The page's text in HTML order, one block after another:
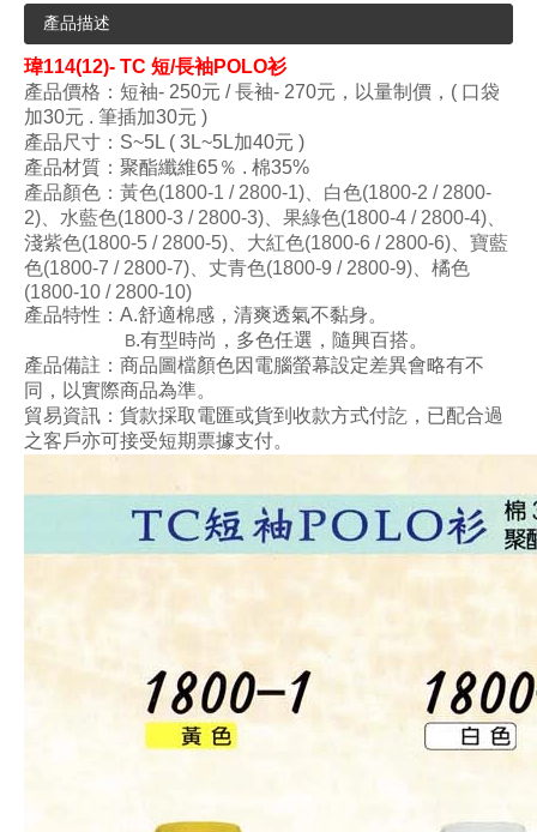
產品描述
瑋114(12)- TC 短/長袖POLO衫
產品價格： 短袖- 250元 /長袖- 270元，以量制價，( 口袋
加30元 . 筆插加30元 )
產品尺寸 ：S~5L ( 3L~5L加40元 )
產品材質： 聚酯纖維65％ . 棉35%
產品顏色 ：黃色(1800-1 / 2800-1)、白色(1800-2 / 2800-
2)
水藍色(1800-3 / 2800-3) 果綠色(1800-4 / 2800-4)
淺紫色(1800-5 / 2800-5) 、大紅色(1800-6 / 2800-6) 、寶藍
色(1800-7 / 2800-7) 、丈青色(1800-9 / 2800-9) 、橘色
(1800-10 / 2800-10)
產品特性：A.舒適棉感，清爽透氣不黏身。
B.有型時尚，多色任選 ，隨興百搭。
產品備註：商品圖檔顏色因電腦螢幕設定差異會略有不
同，以實際商品為準。
貿易資訊：貨款採取電匯或貨到收款方式付訖，已配合過
之客戶亦可接受短期票據支付。